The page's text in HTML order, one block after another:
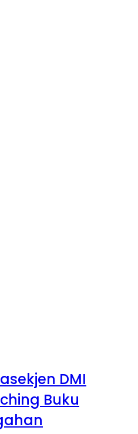
DMI
Buku